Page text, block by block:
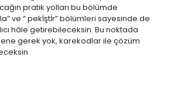
pratik yolları bu bölümde
ve “ pekİştİr” bölümleri sayesinde de
hâle getirebileceksin. Bu noktada
gerek yok, karekodlar ile çözüm